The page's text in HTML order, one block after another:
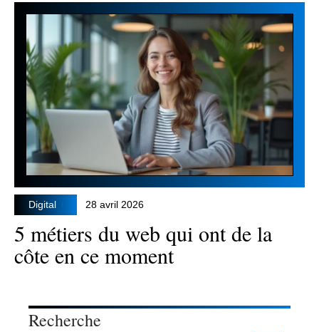
Digital 28 avril 2026
5 métiers du web qui ont de la
côte en ce moment
Recherche